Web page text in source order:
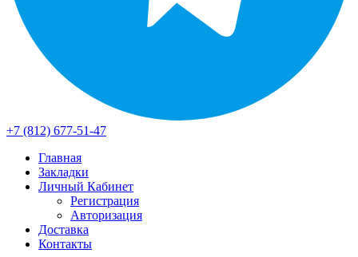
+7 (812) 677-51-47
Главная
Закладки
Личный Кабинет
Регистрация
Авторизация
Доставка
Контакты